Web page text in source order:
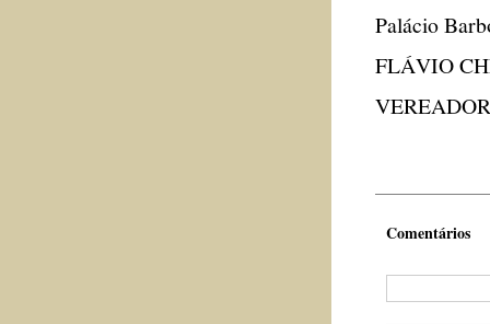
Palácio
FLÁVIO
Comentários